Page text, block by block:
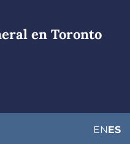
en Toronto
ENES